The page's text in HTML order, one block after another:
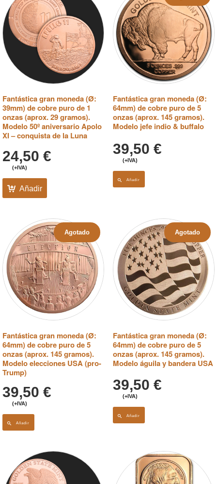
Fantástica gran moneda (Ø:
39mm) de cobre puro de 1
onzas (aprox. 29 gramos).
Modelo 50º aniversario Apolo
XI – conquista de la Luna
24,50 €
(+IVA)
Añadir
Fantástica gran moneda (Ø:
64mm) de cobre puro de 5
onzas (aprox. 145 gramos).
Modelo jefe indio & buffalo
39,50 €
(+IVA)
Añadir
Fantástica gran moneda (Ø:
64mm) de cobre puro de 5
onzas (aprox. 145 gramos).
Modelo elecciones USA (pro-
Trump)
Agotado
39,50 €
(+IVA)
Añadir
Fantástica gran moneda (Ø:
64mm) de cobre puro de 5
onzas (aprox. 145 gramos).
Modelo águila y bandera USA
Agotado
39,50 €
(+IVA)
Añadir